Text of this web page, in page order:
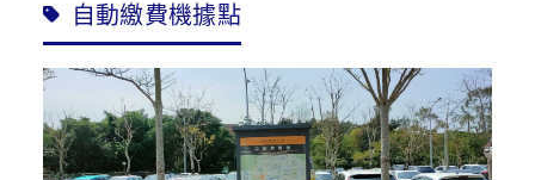
自動繳費機據點